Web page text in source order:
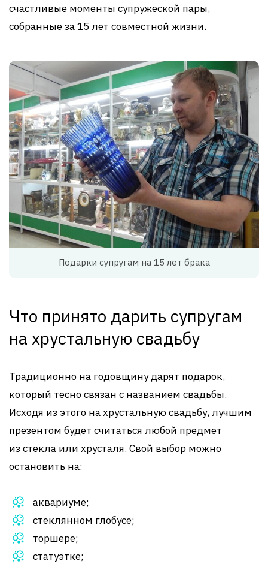
счастливые моменты супружеской пары,
собранные за 15 лет совместной жизни.
Подарки супругам на 15 лет брака
Что принято дарить супругам
на хрустальную свадьбу
Традиционно на годовщину дарят подарок,
который тесно связан с названием свадьбы.
Исходя из этого на хрустальную свадьбу, лучшим
презентом будет считаться любой предмет
из стекла или хрусталя. Свой выбор можно
остановить на:
аквариуме;
стеклянном глобусе;
торшере;
статуэтке;